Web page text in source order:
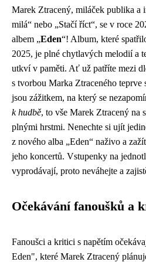
Marek Ztracený, miláček publika a
milá“ nebo „Stačí říct“, se v roce
albem „Eden“! Album, které
2025, je plné chytlavých melodií a
utkví v paměti. Ať už patříte mezi
s tvorbou Marka Ztraceného teprve
jsou zážitkem, na který se
k hudbě, to vše Marek Ztracený na
plnými hrstmi. Nenechte si ujít
z nového alba „Eden“ naživo a
jeho koncertů. Vstupenky na
vyprodávají, proto neváhejte a
Očekávání fanoušků a
Fanoušci a kritici s napětím
Eden", které Marek Ztracený